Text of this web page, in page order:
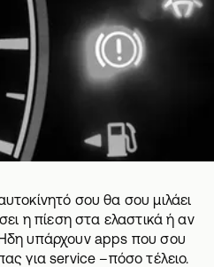
σου θα σου μιλάει
η πίεση στα ελαστικά ή αν
υπάρχουν apps που σου
για service –πόσο τέλειο.